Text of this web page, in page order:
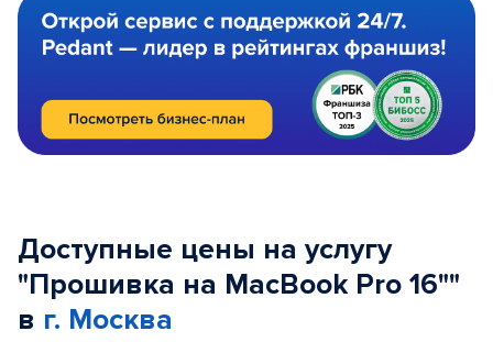
Доступные цены на услугу
"Прошивка на MacBook Pro 16""
в г. Москва